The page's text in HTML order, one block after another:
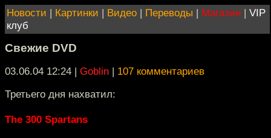
Новости | Картинки | Видео | Переводы | Магазин | VIP
клуб
Свежие DVD
03.06.04 12:24 | Goblin | 107 комментариев
Третьего дня нахватил:
The 300 Spartans